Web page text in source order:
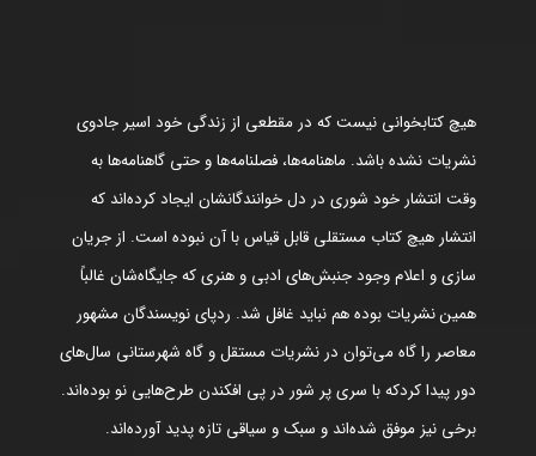
هیچ کتابخوانی نیست که در مقطعی از زندگی خود اسیر جادوی
نشریات نشده باشد. ماهنامه‌ها، فصلنامه‌ها و حتی گاهنامه‌ها به
وقت انتشار خود شوری در دل خوانندگانشان ایجاد کرده‌اند که
انتشار هیچ کتاب مستقلی قابل قیاس با آن نبوده است. از جریان
سازی و اعلام وجود جنبش‌های ادبی و هنری که جایگاه‌شان غالباً
همین نشریات بوده هم نباید غافل شد. ردپای نویسندگان مشهور
معاصر را گاه می‌توان در نشریات مستقل و گاه شهرستانی سال‌های
دور پیدا کردکه با سری پر شور در پی افکندن طرح‌هایی نو بوده‌اند.
برخی نیز موفق شده‌اند و سبک و سیاقی تازه پدید آورده‌اند.